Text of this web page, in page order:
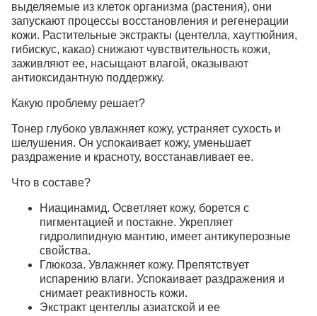
выделяемые из клеток организма (растения), они
запускают процессы восстановления и регенерации
кожи. Растительные экстракты (центелла, хауттюйния,
гибискус, какао) снижают чувствительность кожи,
заживляют ее, насыщают влагой, оказывают
антиоксидантную поддержку.
Какую проблему решает?
Тонер глубоко увлажняет кожу, устраняет сухость и
шелушения. Он успокаивает кожу, уменьшает
раздражение и красноту, восстанавливает ее.
Что в составе?
Ниацинамид. Осветляет кожу, борется с
пигментацией и постакне. Укрепляет
гидролипидную мантию, имеет антикуперозные
свойства.
Глюкоза. Увлажняет кожу. Препятствует
испарению влаги. Успокаивает раздражения и
снимает реактивность кожи.
Экстракт центеллы азиатской и ее